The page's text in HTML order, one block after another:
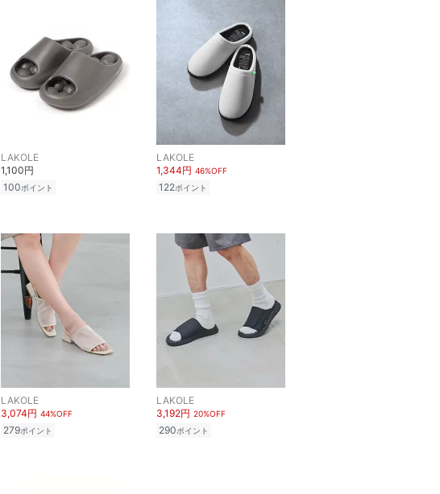
LAKOLE
1,100円
100ポイント
LAKOLE
1,344円 46%OFF
122ポイント
LAKOLE
3,074円 44%OFF
279ポイント
LAKOLE
3,192円 20%OFF
290ポイント